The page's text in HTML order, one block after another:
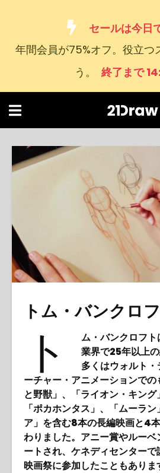
セールは今日
年間会員が75%オフ。役立つ
う。
終了まで
コース
ヘルプ
ブログ
私たちについて
本
語
トム・バンクロ
ト
ム・バンクロフ
業界で25年以上
多くはウォルト
ーチャー・アニメーションで
と野獣」、「ライオン・キング
「ポカホンタス」、「ムーラ
ア」を含む8本の長編映画と4
わりました。アニー賞やルー
ートされ、ケネディセンター
映画祭に参加したこともありま